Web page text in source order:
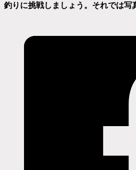
釣りに挑戦しましょう。それでは写